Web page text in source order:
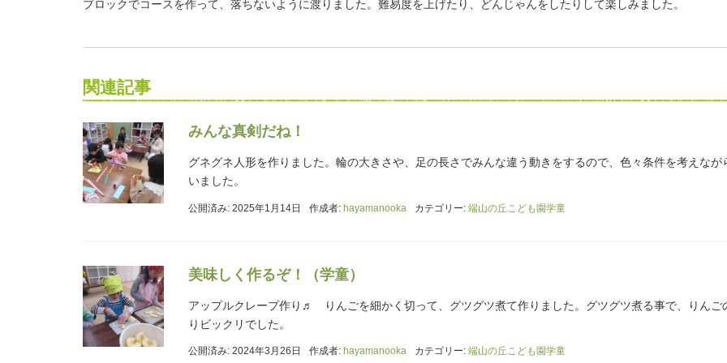
ブロックでコースを作って、落ちないように渡りました。難易度を上げたり、どんじゃんをしたりして楽しみました。
関連記事
みんな真剣だね！
グネグネ人形を作りました。輪の大きさや、足の長さでみんな違う動きをするので、色々条件を考えなが
いました。
公開済み: 2025年1月14日 作成者: hayamanooka カテゴリー: 端山の丘こども園学童
美味しく作るぞ！（学童）
アップルクレープ作り♬ りんごを細かく切って、グツグツ煮て作りました。グツグツ煮る事で、りんご
りビックリでした。
公開済み: 2024年3月26日 作成者: hayamanooka カテゴリー: 端山の丘こども園学童